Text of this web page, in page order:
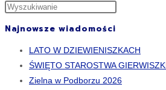
Najnowsze wiadomości
LATO W DZIEWIENISZKACH
ŚWIĘTO STAROSTWA
Zielna w Podborzu 2026